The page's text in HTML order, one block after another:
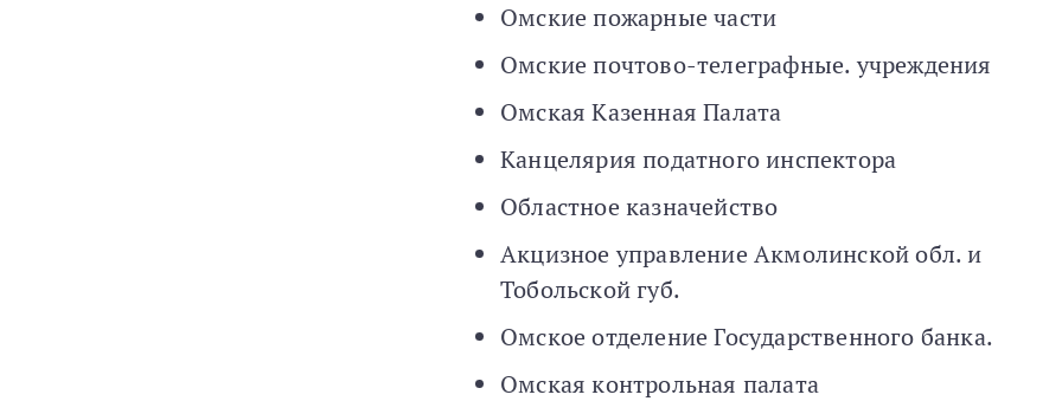
Омские пожарные части
Омские почтово-телеграфные. учреждения
Омская Казенная Палата
Канцелярия податного инспектора
Областное казначейство
Акцизное управление Акмолинской обл. и
Тобольской губ.
Омское отделение Государственного банка.
Омская контрольная палата